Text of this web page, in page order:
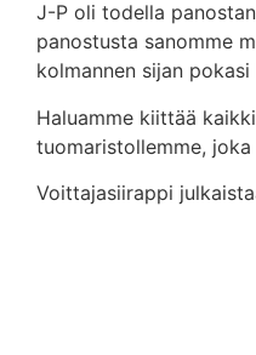
J-P oli todella
panostusta sanomme
kolmannen sijan
Haluamme kiittää
tuomaristollemme,
Voittajasiirappi